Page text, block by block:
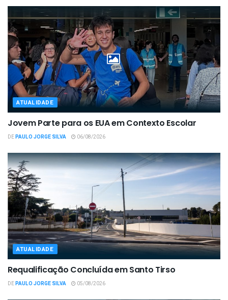
ATUALIDADE
Jovem Parte para os EUA em Contexto Escolar
DEPAULO JORGE SILVA 06/08/2026
ATUALIDADE
Requalificação Concluída em Santo Tirso
DEPAULO JORGE SILVA 05/08/2026